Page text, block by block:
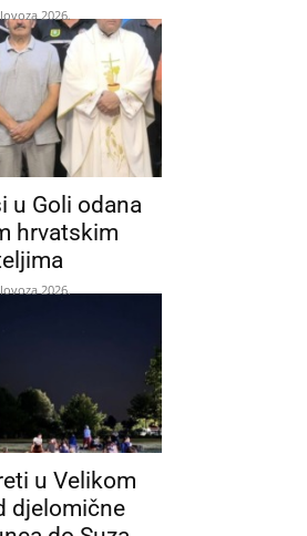
2026.
u Goli odana
hrvatskim
2026.
u Velikom
djelomične